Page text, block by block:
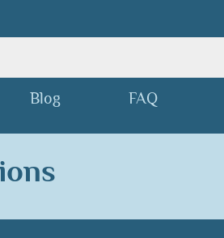
Blog FAQ